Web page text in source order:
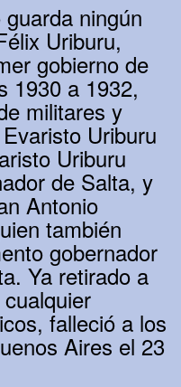
ningún
Uriburu,
gobierno de
1930 a 1932,
militares y
Uriburu
Uriburu
de Salta, y
Antonio
también
gobernador
Ya retirado a
falleció a los
Aires el 23